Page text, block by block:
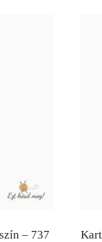
– 737